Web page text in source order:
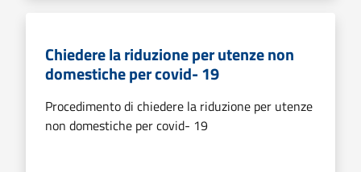
Chiedere la riduzione per utenze non
domestiche per covid- 19
Procedimento di chiedere la riduzione per utenze
non domestiche per covid- 19